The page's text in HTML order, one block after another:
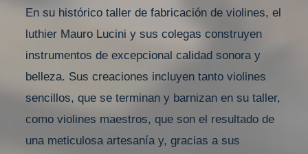
En su histórico taller de fabricación de violines, el
luthier Mauro Lucini y sus colegas construyen
instrumentos de excepcional calidad sonora y
belleza. Sus creaciones incluyen tanto violines
sencillos, que se terminan y barnizan en su taller,
como violines maestros, que son el resultado de
una meticulosa artesanía y, gracias a sus